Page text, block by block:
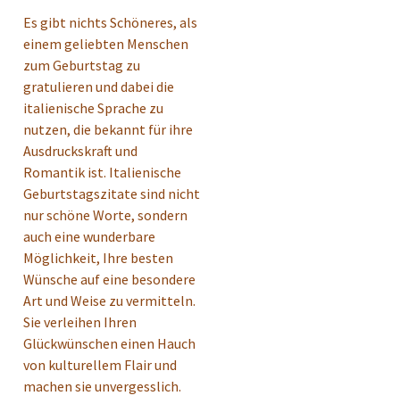
Es gibt nichts Schöneres, als
einem geliebten Menschen
zum Geburtstag zu
gratulieren und dabei die
italienische Sprache zu
nutzen, die bekannt für ihre
Ausdruckskraft und
Romantik ist. Italienische
Geburtstagszitate sind nicht
nur schöne Worte, sondern
auch eine wunderbare
Möglichkeit, Ihre besten
Wünsche auf eine besondere
Art und Weise zu vermitteln.
Sie verleihen Ihren
Glückwünschen einen Hauch
von kulturellem Flair und
machen sie unvergesslich.